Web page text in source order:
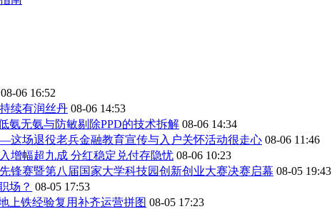
08-06 16:52
续有润丝丹 08-06 14:53
氨无氨与防敏剔除PPD的技术拆解 08-06 14:34
场退役老兵金融教育宣传与入户关怀活动很走心 08-06 11:46
增幅超九成 分红稳定兑付存隐忧 08-06 10:23
锋赛暨第八届国家大学科技园创新创业大赛决赛启幕 08-05 19:43
场？ 08-05 17:53
上铁经验复用补齐运营拼图 08-05 17:23